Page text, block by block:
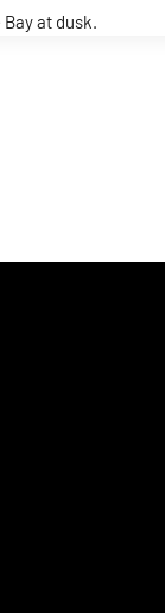
at dusk.